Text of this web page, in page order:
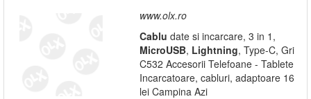
www.olx.ro
Cablu date si incarcare, 3 in 1,
MicroUSB, Lightning, Type-C, Gri
C532 Accesorii Telefoane - Tablete
Incarcatoare, cabluri, adaptoare 16
lei Campina Azi